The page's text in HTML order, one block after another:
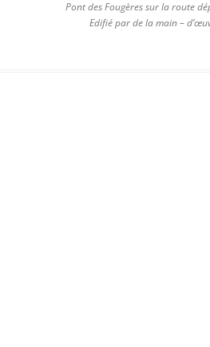
Pont des Fougères sur la route
Edifié par de la main –